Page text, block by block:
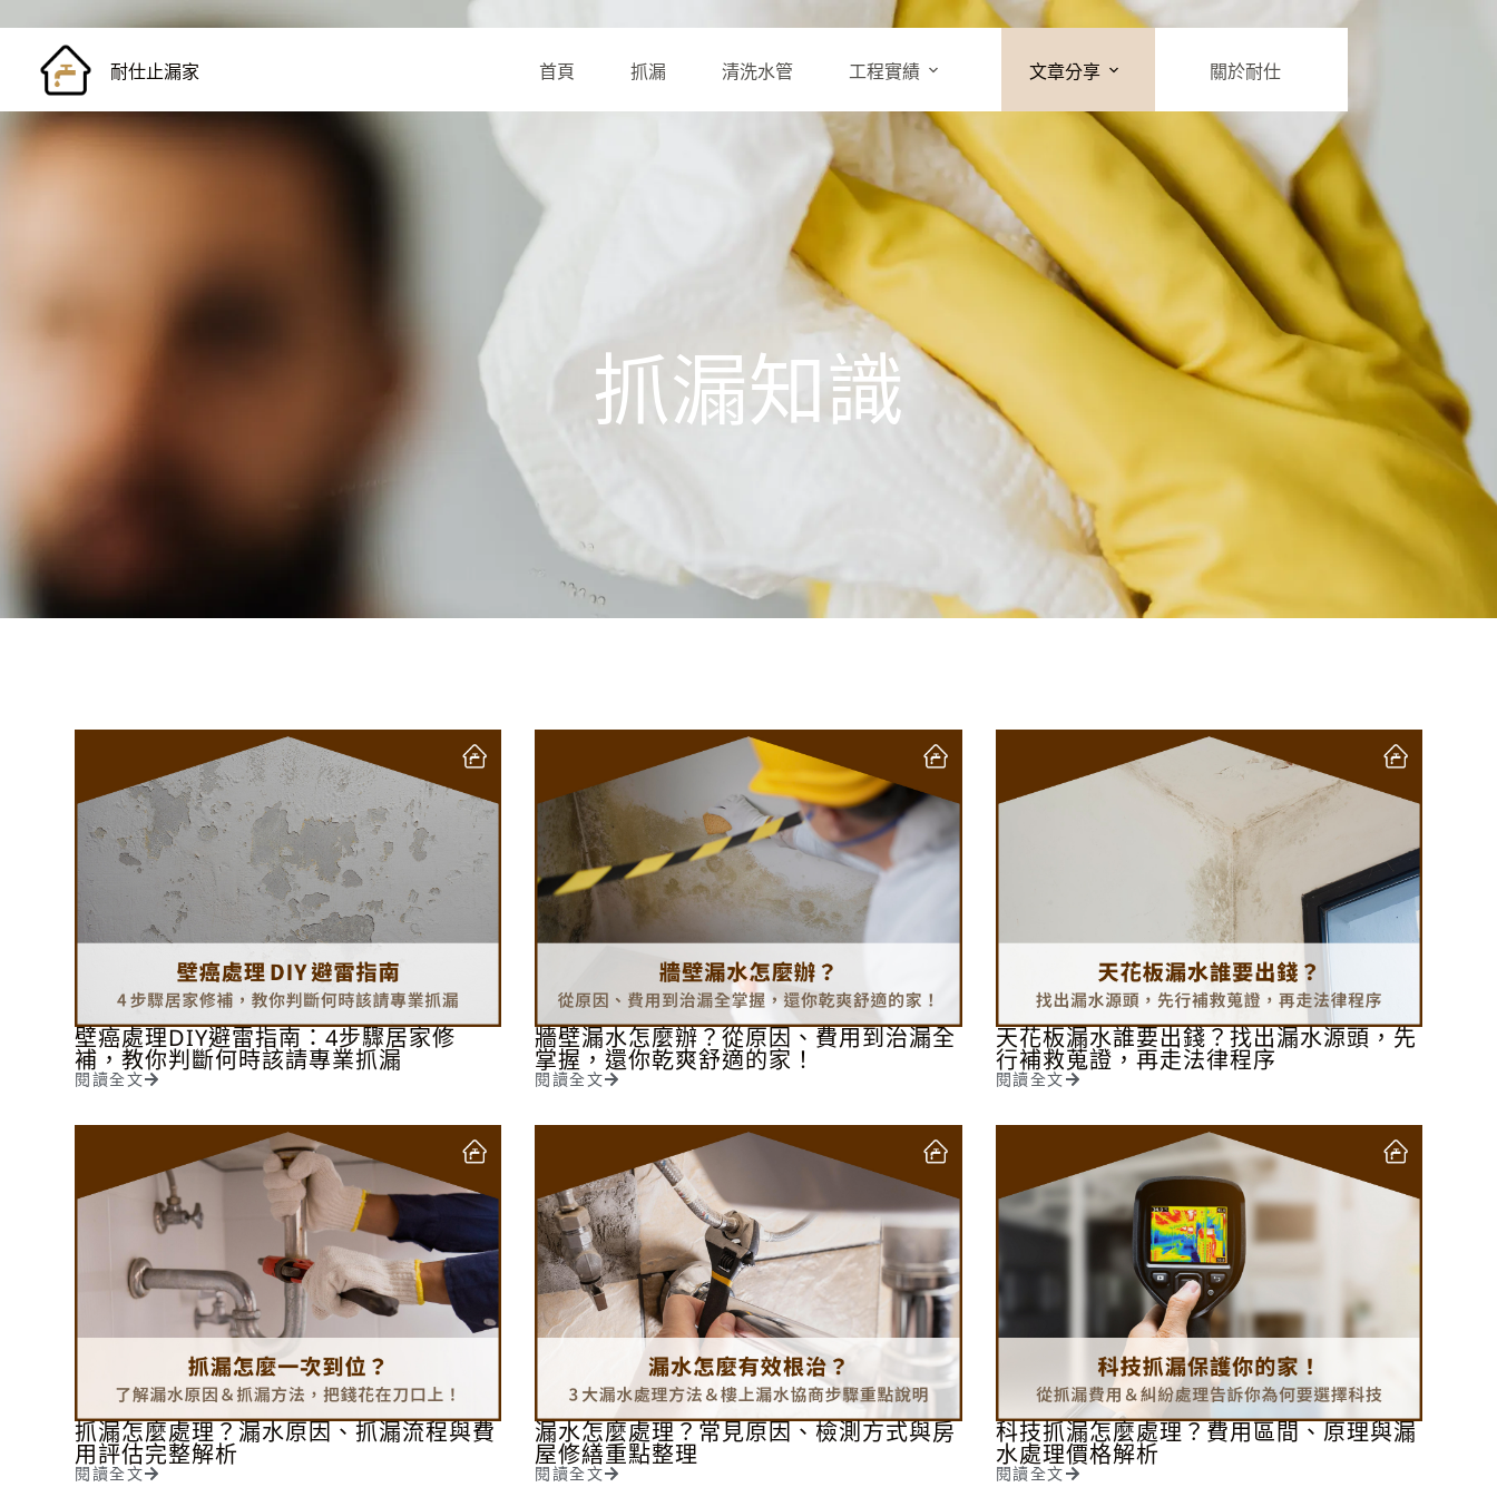
耐仕止漏家 首頁 抓漏 清洗水管 工程實績 文章分享 關於耐仕
抓漏知識
壁癌處理DIY避雷指南：4步驟居家修
補，教你判斷何時該請專業抓漏
閱讀全文
牆壁漏水怎麼辦？從原因、費用到治漏全
掌握，還你乾爽舒適的家！
閱讀全文
天花板漏水誰要出錢？找出漏水源頭，先
行補救蒐證，再走法律程序
閱讀全文
抓漏怎麼處理？漏水原因、抓漏流程與費
用評估完整解析
閱讀全文
漏水怎麼處理？常見原因、檢測方式與房
屋修繕重點整理
閱讀全文
科技抓漏怎麼處理？費用區間、原理與漏
水處理價格解析
閱讀全文